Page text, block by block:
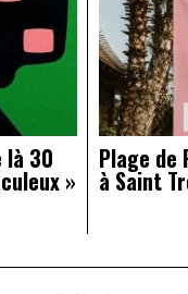
là 30
»
Plage
à Saint